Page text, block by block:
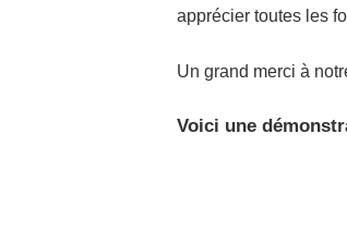
apprécier toutes les
Un grand merci à
Voici une